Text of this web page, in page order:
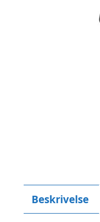
Beskrivelse